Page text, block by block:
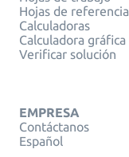
Hojas de referencia
Calculadoras
Calculadora gráfica
Verificar solución
EMPRESA
Contáctanos
Español